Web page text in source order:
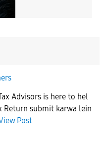
Advisors is here to hel
Return submit karwa lein
Post